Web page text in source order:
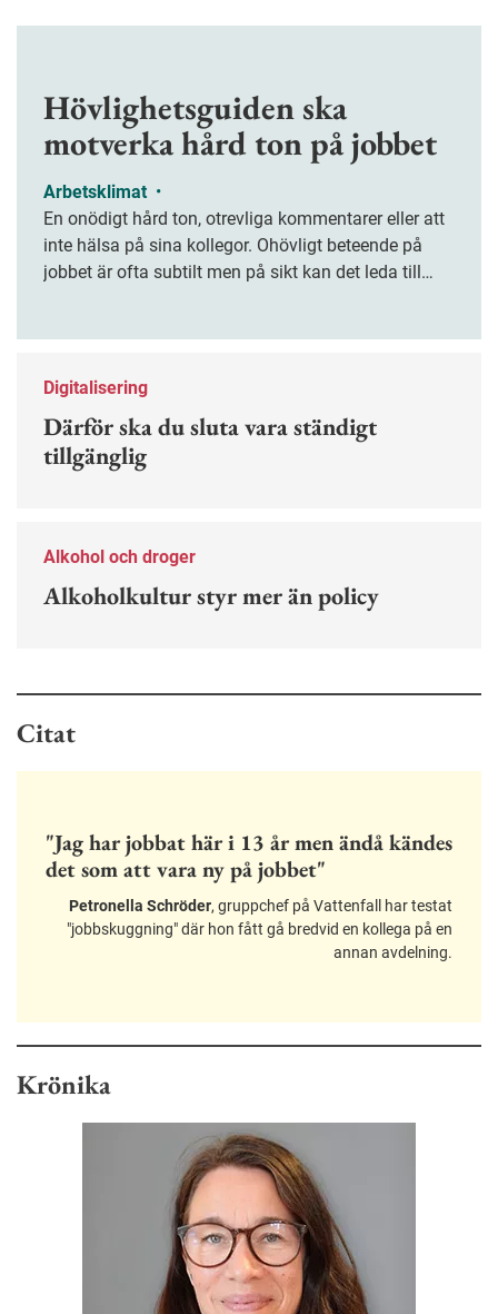
Hövlighetsguiden ska
motverka hård ton på jobbet
Arbetsklimat •
En onödigt hård ton, otrevliga kommentarer eller att
inte hälsa på sina kollegor. Ohövligt beteende på
jobbet är ofta subtilt men på sikt kan det leda till
Digitalisering
Därför ska du sluta vara ständigt
tillgänglig
Alkohol och droger
Alkoholkultur styr mer än policy
Citat
"Jag har jobbat här i 13 år men ändå kändes
det som att vara ny på jobbet"
Petronella Schröder, gruppchef på Vattenfall har testat
"jobbskuggning" där hon fått gå bredvid en kollega på en
annan avdelning.
Krönika